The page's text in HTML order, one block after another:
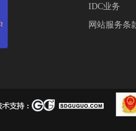
IDC业务
网站服务条